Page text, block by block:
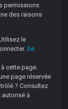
permissions
des raisons
le
Se
à cette page.
page réservée
? Consultez
autorisé à